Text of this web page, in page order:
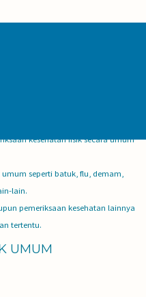
kesehatan fisik secara umum
seperti batuk, flu, demam,
lain.
pemeriksaan kesehatan lainnya
tertentu.
UMUM